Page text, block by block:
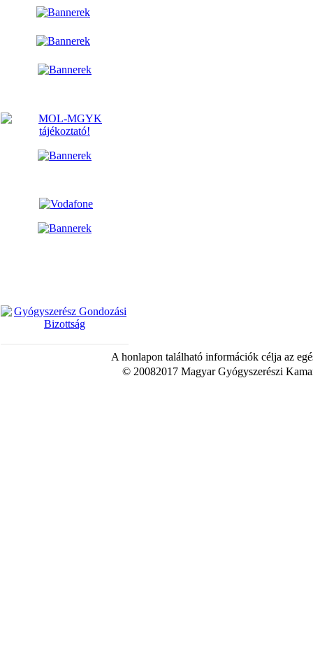
A honlapon található információk célja az
© 20082017 Magyar Gyógyszerészi